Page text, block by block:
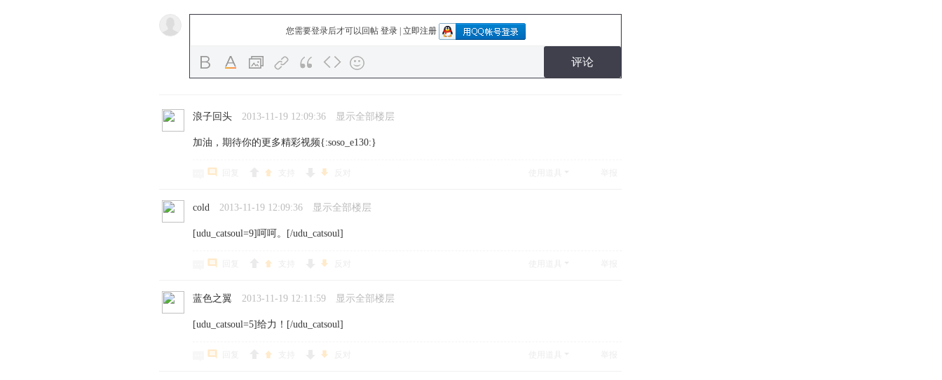
您需要登录后才可以回帖 登录| 立即注册
评论
浪子回头 2013-11-19 12:09:36 显示全部楼层
加油，期待你的更多精彩视频{:soso_e130:}
cold 2013-11-19 12:09:36 显示全部楼层
[udu_catsoul=9]呵呵。[/udu_catsoul]
蓝色之翼 2013-11-19 12:11:59 显示全部楼层
[udu_catsoul=5]给力！[/udu_catsoul]